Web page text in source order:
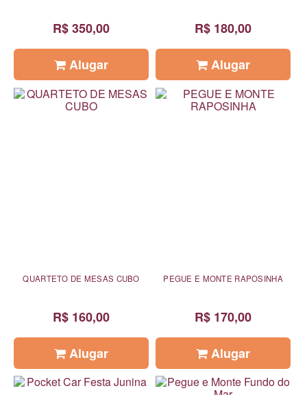
R$ 350,00
Alugar
R$ 180,00
Alugar
QUARTETO DE MESAS CUBO
R$ 160,00
Alugar
PEGUE E MONTE RAPOSINHA
R$ 170,00
Alugar